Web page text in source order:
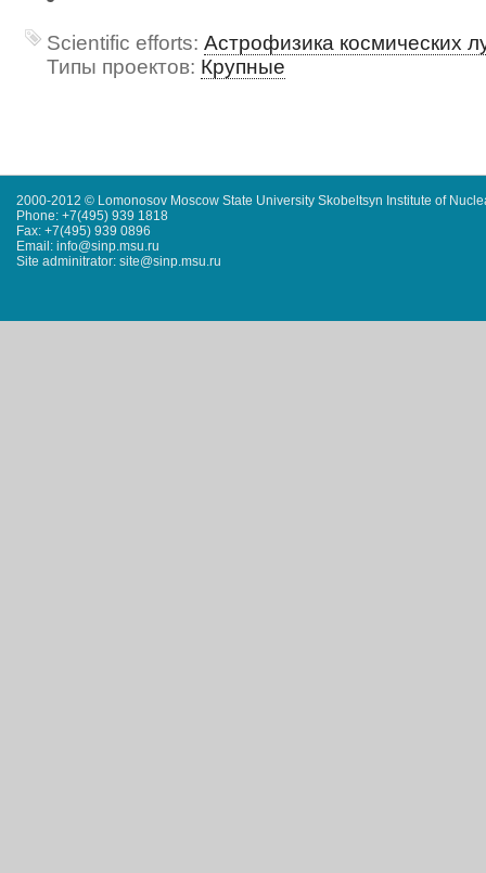
Scientific efforts: Астрофизика космических
Типы проектов: Крупные
2000-2012 © Lomonosov Moscow State University Skobeltsyn Institute of
Phone: +7(495) 939 1818
Fax: +7(495) 939 0896
Email: info@sinp.msu.ru
Site adminitrator: site@sinp.msu.ru